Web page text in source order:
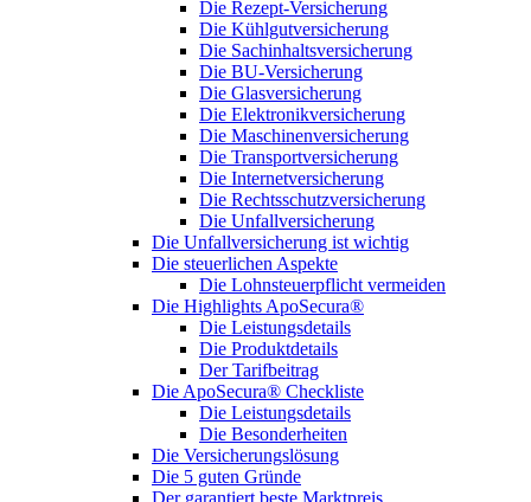
Die Rezept-Versicherung
Die Kühlgutversicherung
Die Sachinhaltsversicherung
Die BU-Versicherung
Die Glasversicherung
Die Elektronikversicherung
Die Maschinenversicherung
Die Transportversicherung
Die Internetversicherung
Die Rechtsschutzversicherung
Die Unfallversicherung
Die Unfallversicherung ist wichtig
Die steuerlichen Aspekte
Die Lohnsteuerpflicht vermeiden
Die Highlights ApoSecura®
Die Leistungsdetails
Die Produktdetails
Der Tarifbeitrag
Die ApoSecura® Checkliste
Die Leistungsdetails
Die Besonderheiten
Die Versicherungslösung
Die 5 guten Gründe
Der garantiert beste Marktpreis